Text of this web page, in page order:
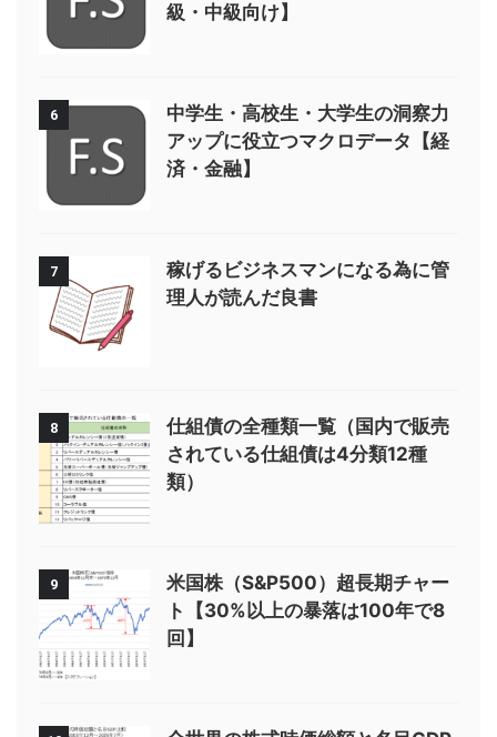
級・中級向け】
6
中学生・高校生・大学生の洞察力
アップに役立つマクロデータ【経
済・金融】
7
稼げるビジネスマンになる為に管
理人が読んだ良書
8
仕組債の全種類一覧（国内で販売
されている仕組債は4分類12種
類）
9
米国株（S&P500）超長期チャー
ト【30%以上の暴落は100年で8
回】